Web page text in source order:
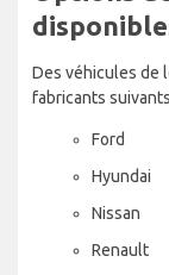
Des véhicules de
fabricants
Ford
Hyundai
Nissan
Renault